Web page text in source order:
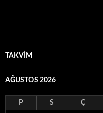
TAKVIM
AĞUSTOS 2026
P S Ç